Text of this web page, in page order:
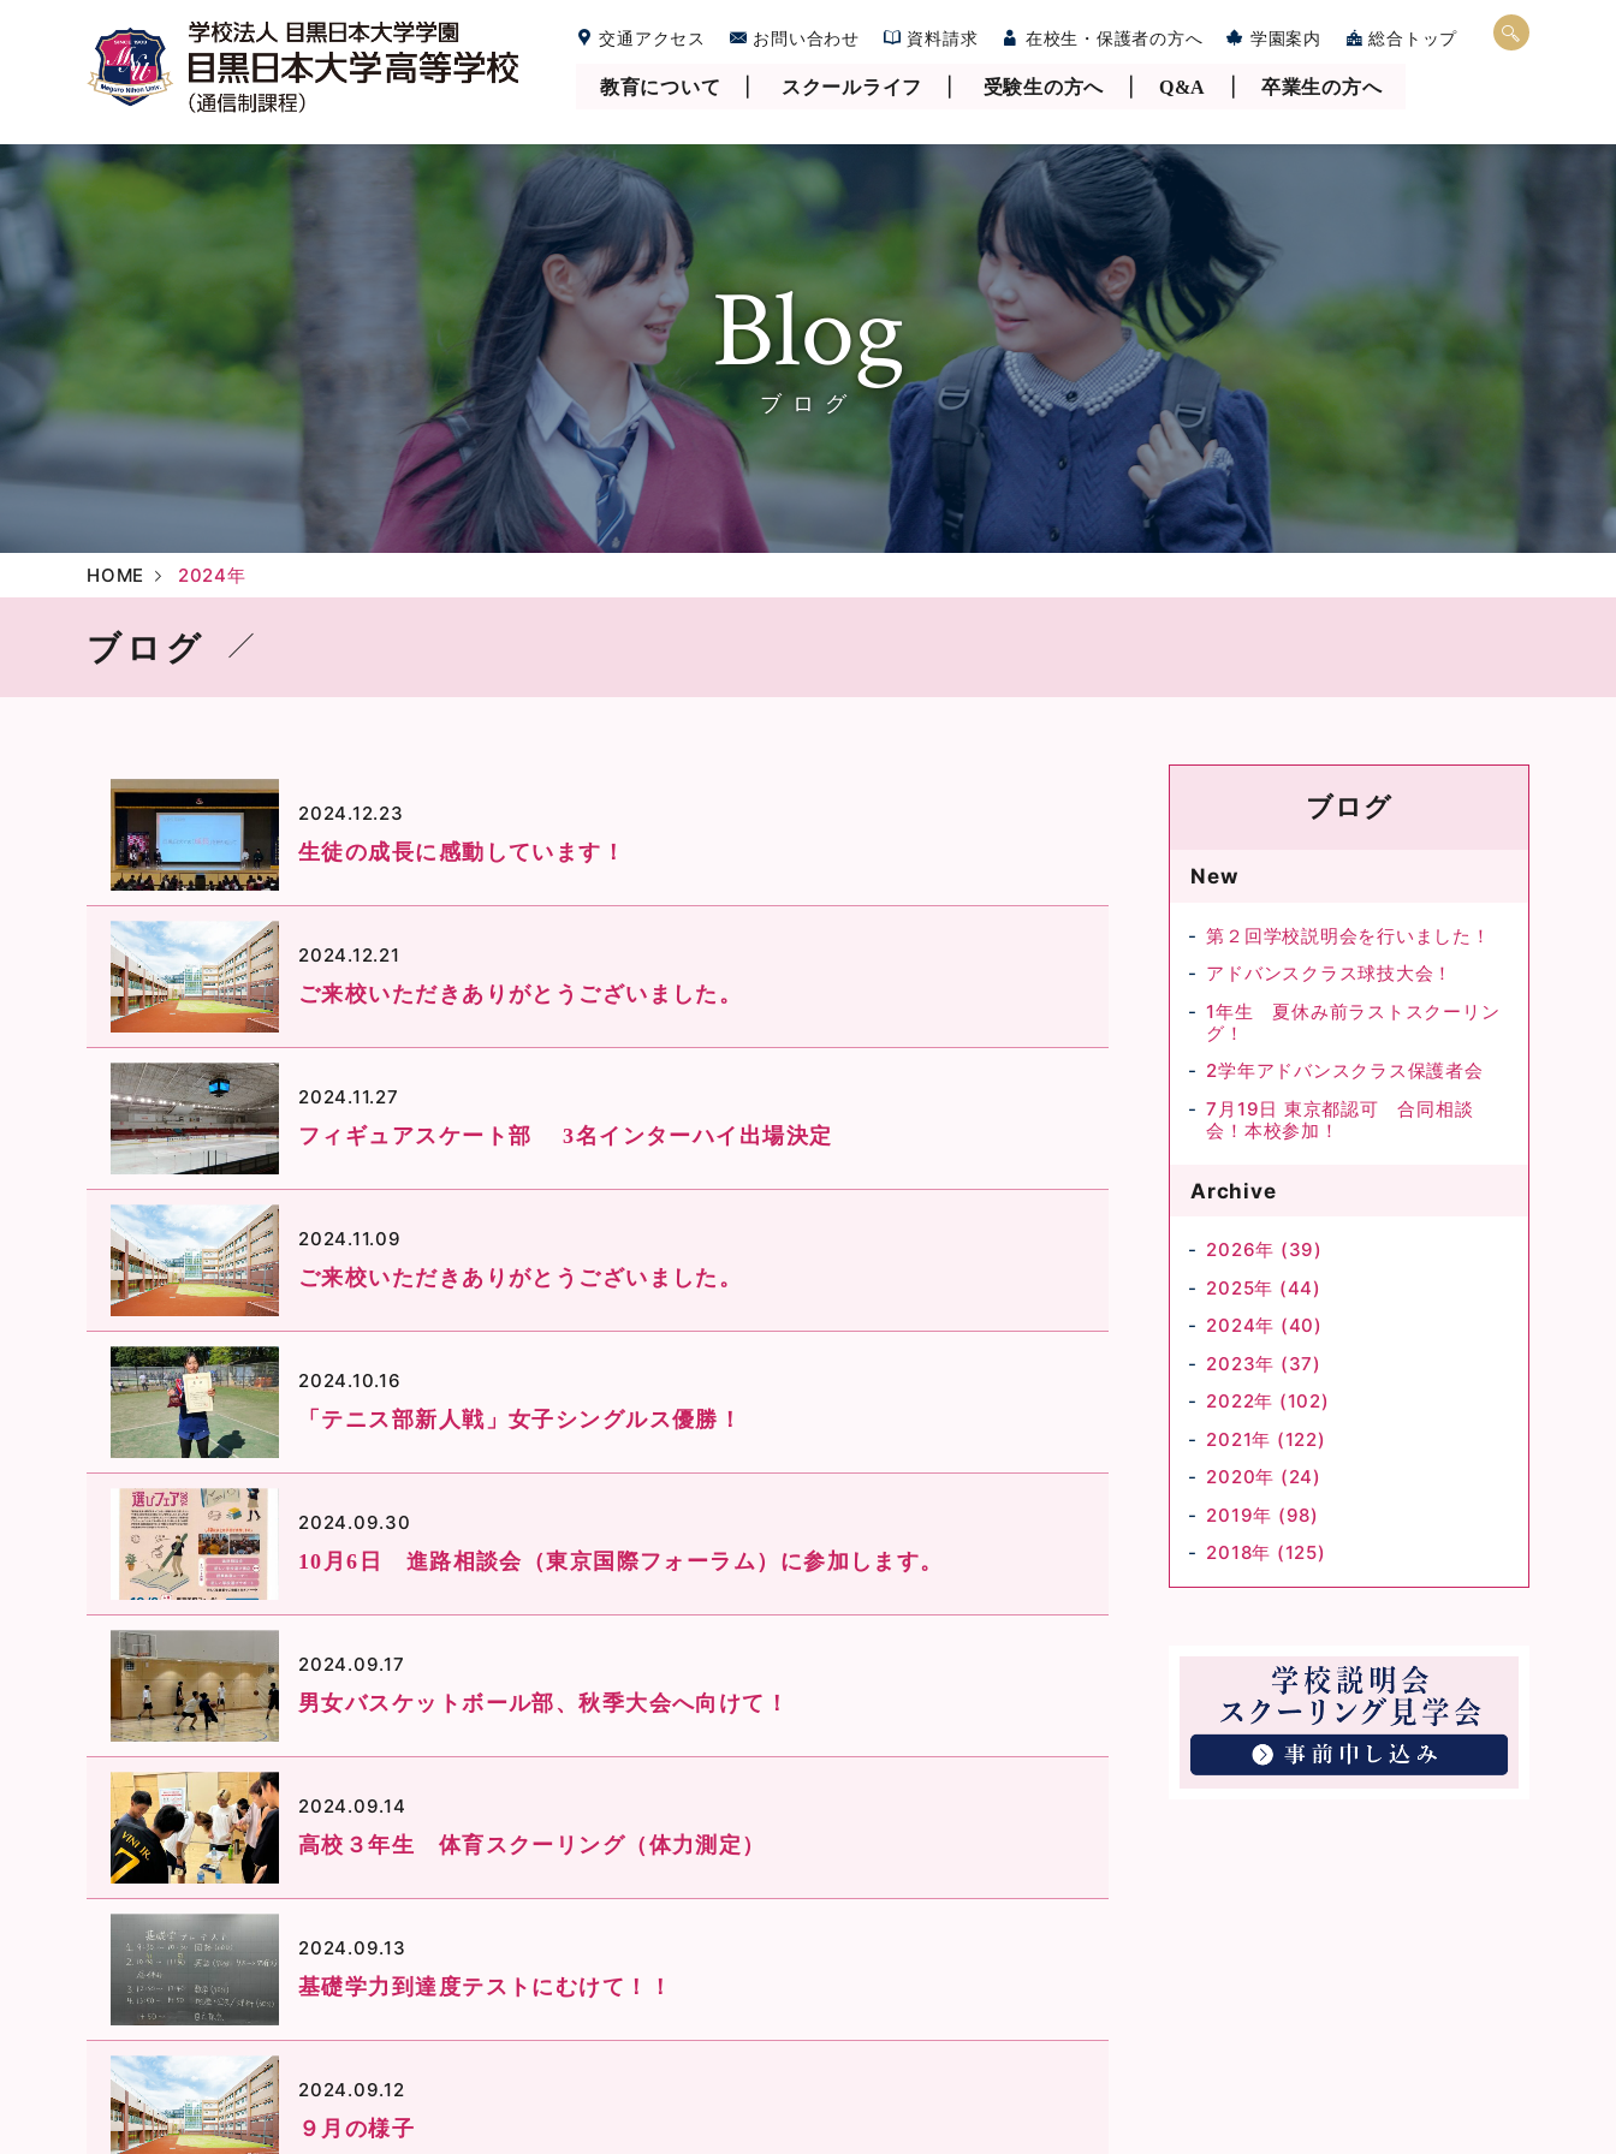
交通アクセス お問い合わせ 資料請求 在校生・保護者の方へ 学園案内 総合トップ
教育について スクールライフ 受験生の方へ Q&A 卒業生の方へ
Blog
ブログ
HOME 2024年
ブログ
2024.12.23
生徒の成長に感動しています！
2024.12.21
ご来校いただきありがとうございました。
2024.11.27
フィギュアスケート部 3名インターハイ出場決定
2024.11.09
ご来校いただきありがとうございました。
2024.10.16
「テニス部新人戦」女子シングルス優勝！
2024.09.30
10月6日 進路相談会（東京国際フォーラム）に参加します。
2024.09.17
男女バスケットボール部、秋季大会へ向けて！
2024.09.14
高校３年生 体育スクーリング（体力測定）
2024.09.13
基礎学力到達度テストにむけて！！
2024.09.12
９月の様子
ブログ
New
第２回学校説明会を行いました！
アドバンスクラス球技大会！
1年生 夏休み前ラストスクーリン
グ！
2学年アドバンスクラス保護者会
7月19日 東京都認可 合同相談
会！本校参加！
Archive
2026年 (39)
2025年 (44)
2024年 (40)
2023年 (37)
2022年 (102)
2021年 (122)
2020年 (24)
2019年 (98)
2018年 (125)